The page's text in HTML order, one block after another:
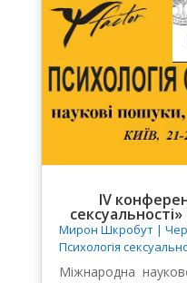
IV
Мирон Шкробут|
Психологія
Міжнародна